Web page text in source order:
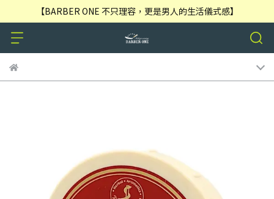
【BARBER ONE 不只理容，更是男人的生活儀式感】